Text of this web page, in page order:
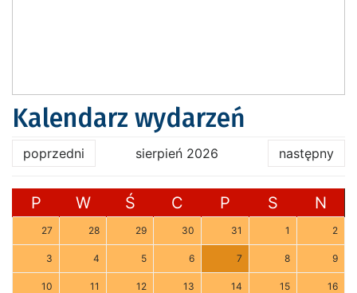
Kalendarz wydarzeń
poprzedni sierpień 2026 następny
P W Ś C P S N
27 28 29 30 31 1 2
3 4 5 6 7 8 9
10 11 12 13 14 15 16